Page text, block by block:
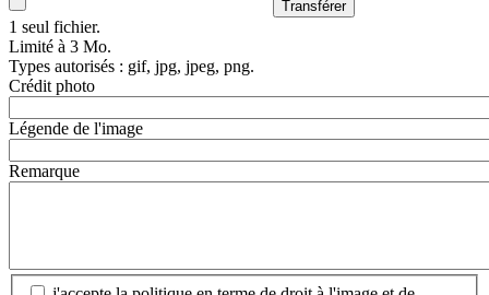
1 seul fichier.
Limité à 3 Mo.
Types autorisés : gif, jpg, jpeg, png.
Crédit photo
Légende de l'image
Remarque